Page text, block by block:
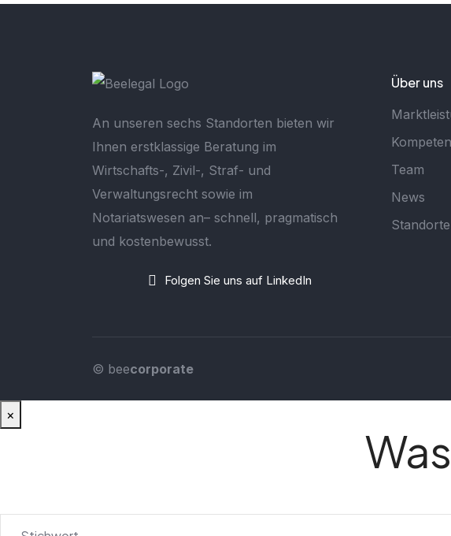
An unseren sechs Standorten bieten wir
Ihnen erstklassige Beratung im
Wirtschafts-, Zivil-, Straf- und
Verwaltungsrecht sowie im
Notariatswesen an– schnell, pragmatisch
und kostenbewusst.
Folgen Sie uns auf LinkedIn
Über uns
Team
News
Standorte
© beecorporate
×